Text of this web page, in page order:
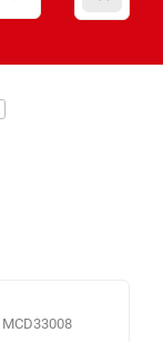
MCD33008